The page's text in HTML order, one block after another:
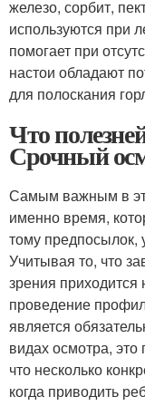
железо, сорбит,
используются при
помогает при
настои обладают
для полоскания
Что
Срочный
Самым важным в
именно время,
тому предпосылок,
Учитывая то, что
зрения приходится
проведение
является
видах осмотра,
что несколько
когда приводить